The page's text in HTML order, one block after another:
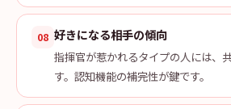
08 好きになる相手の傾向
指揮官が惹かれるタイプの人には、
す。認知機能の補完性が鍵です。